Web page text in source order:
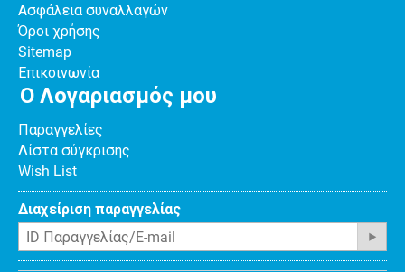
Ασφάλεια συναλλαγών
Όροι χρήσης
Sitemap
Επικοινωνία
Ο Λογαριασμός μου
Παραγγελίες
Λίστα σύγκρισης
Wish List
Διαχείριση παραγγελίας